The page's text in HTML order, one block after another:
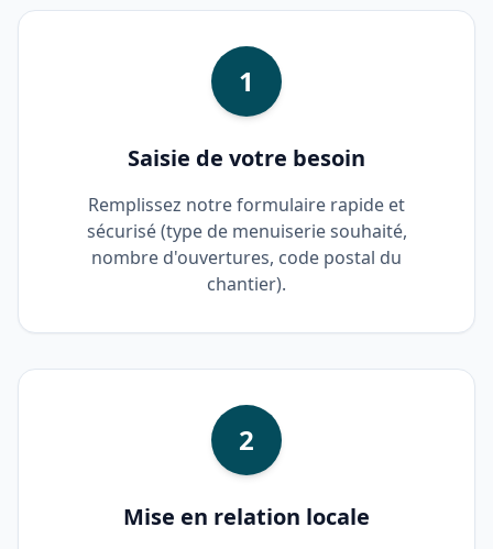
1
Saisie de votre besoin
Remplissez notre formulaire rapide et
sécurisé (type de menuiserie souhaité,
nombre d'ouvertures, code postal du
chantier).
2
Mise en relation locale